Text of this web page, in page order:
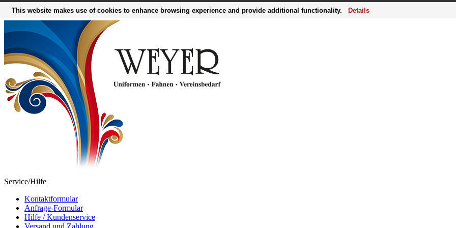
Service/Hilfe
Kontaktformular
Anfrage-Formular
Hilfe / Kundenservice
Versand und Zahlung
This website makes use of cookies to enhance browsing experience and provide additional functionality. Details